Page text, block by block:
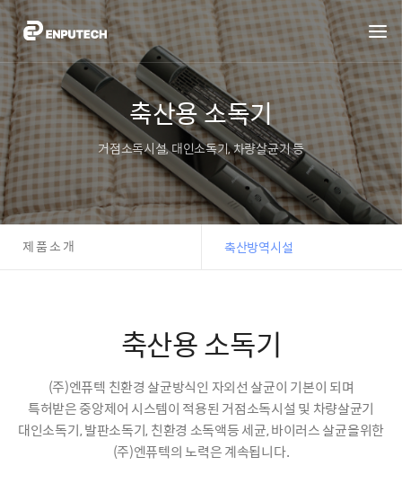
축산용 소독기
거점소독시설, 대인소독기, 차량살균기 등
제품소개 축산방역시설
축산용 소독기
(주)엔퓨텍 친환경 살균방식인 자외선 살균이 기본이 되며
특허받은 중앙제어 시스템이 적용된 거점소독시설 및 차량살균기
대인소독기, 발판소독기, 친환경 소독액등 세균, 바이러스 살균을위한
(주)엔퓨텍의 노력은 계속됩니다.